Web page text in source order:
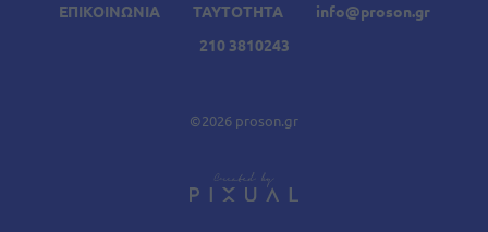
A Σχετικά Άρθρα
ΕΠΙΚΟΙΝΩΝΙΑ
ΤΑΥΤΟΤΗΤΑ
info@proson.gr
210 3810243
©2026 proson.gr